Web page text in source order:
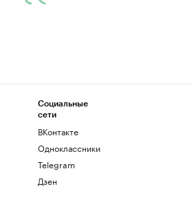
Социальные
сети
ВКонтакте
Одноклассники
Telegram
Дзен